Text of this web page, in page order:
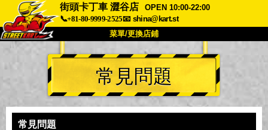
街頭卡丁車 澀谷店
OPEN 10:00-22:00
📞+81-80-9999-2525📧 shina@kart.st
菜單/更換店鋪
首頁
關於我們 規格 價格
顧客評價
公司
常見問題
常見問題